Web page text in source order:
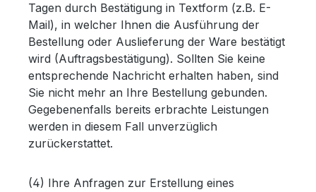
Tagen durch Bestätigung in Textform (z.B. E-
Mail), in welcher Ihnen die Ausführung der
Bestellung oder Auslieferung der Ware bestätigt
wird (Auftragsbestätigung). Sollten Sie keine
entsprechende Nachricht erhalten haben, sind
Sie nicht mehr an Ihre Bestellung gebunden.
Gegebenenfalls bereits erbrachte Leistungen
werden in diesem Fall unverzüglich
zurückerstattet.
(4) Ihre Anfragen zur Erstellung eines